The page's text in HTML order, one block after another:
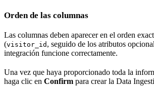
Orden de las columnas
Las columnas deben aparecer en el orden
(visitor_id , seguido de los atributos
integración funcione correctamente.
Una vez que haya proporcionado toda la
haga clic en Confirm para crear la Data